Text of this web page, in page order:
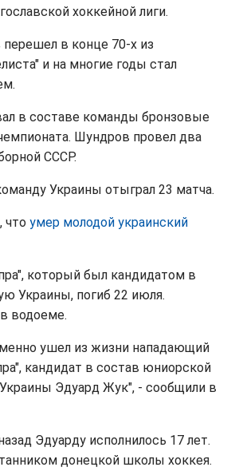
хоккейной лиги.
в конце 70-х из
и на многие годы стал
в составе команды бронзовые
Шундров провел два
СССР.
Украины отыграл 23 матча.
что умер молодой украинский
который был кандидатом в
Украины, погиб 22 июля.
водоеме.
ушел из жизни нападающий
кандидат в состав юниорской
Эдуард Жук", - сообщили в
Эдуарду исполнилось 17 лет.
донецкой школы хоккея.